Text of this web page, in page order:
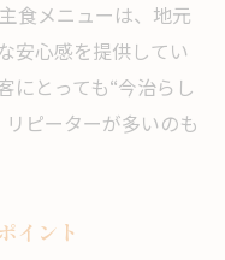
食メニューは、地元
安心感を提供してい
にとっても“今治らし
ピーターが多いのも
イント